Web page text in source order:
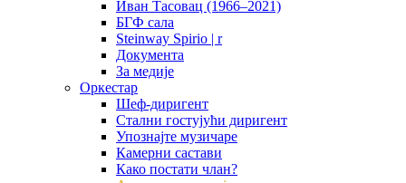
Иван Тасовац (1966–2021)
БГФ сала
Steinway Spirio | r
Документа
За медије
Оркестар
Шеф-диригент
Стални гостујући диригент
Упознајте музичаре
Камерни састави
Како постати члан?